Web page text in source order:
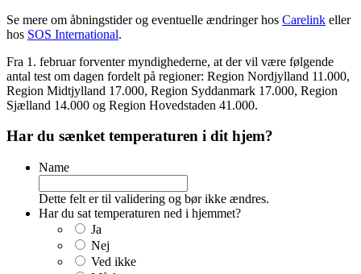
Se mere om åbningstider og eventuelle ændringer hos Carelink eller
hos SOS International.
Fra 1. februar forventer myndighederne, at der vil være følgende
antal test om dagen fordelt på regioner: Region Nordjylland 11.000,
Region Midtjylland 17.000, Region Syddanmark 17.000, Region
Sjælland 14.000 og Region Hovedstaden 41.000.
Har du sænket temperaturen i dit hjem?
Name
Dette felt er til validering og bør ikke ændres.
Har du sat temperaturen ned i hjemmet?
Ja
Nej
Ved ikke